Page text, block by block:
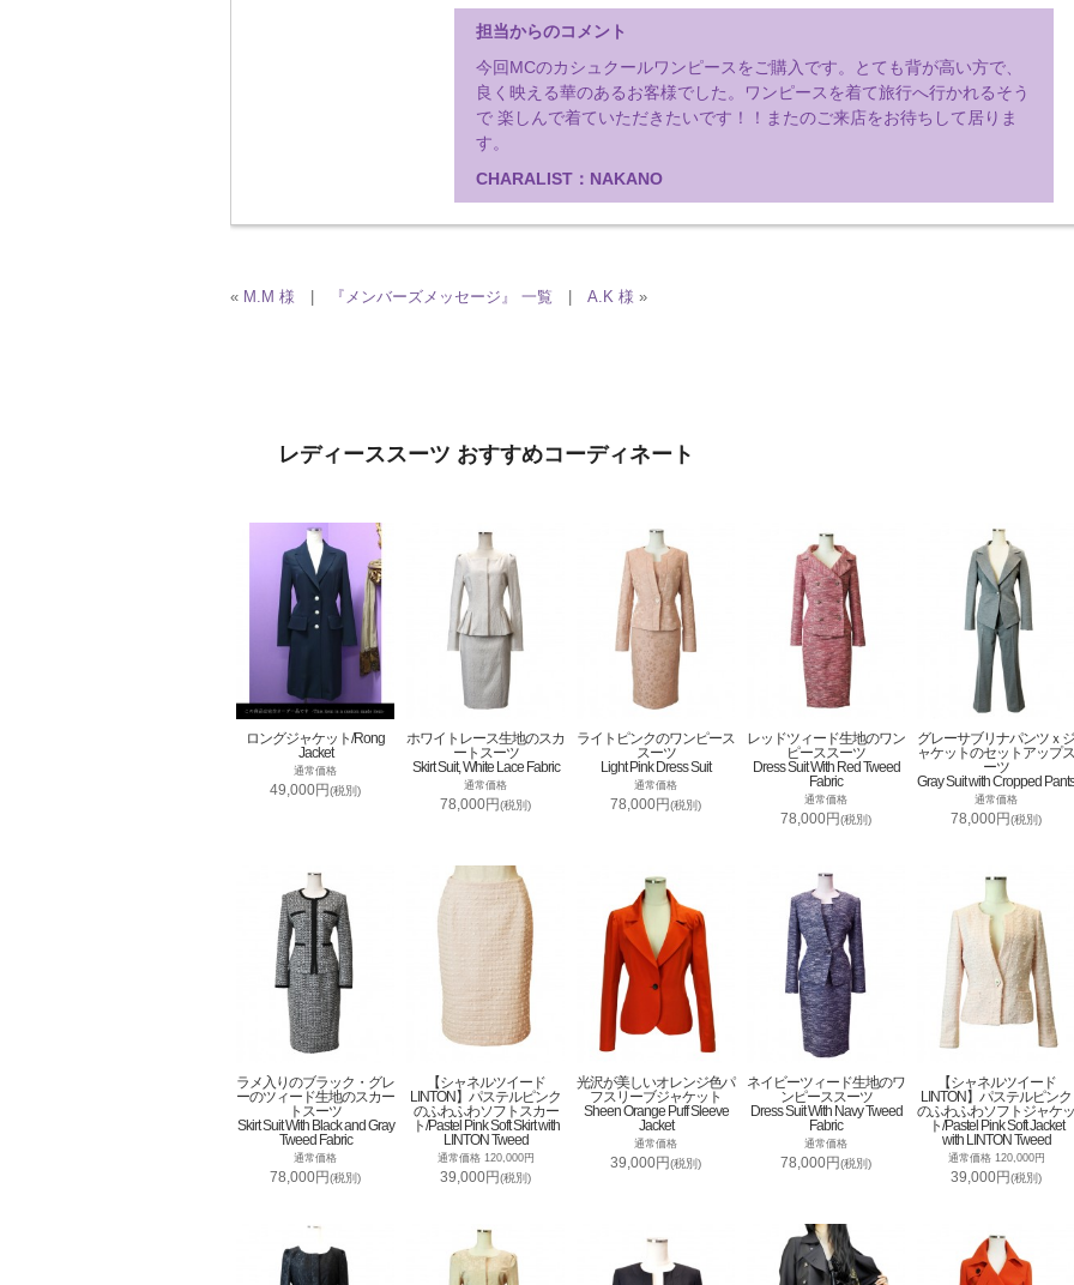
担当からのコメント
今回MCのカシュクールワンピースをご購入です。とても背が高い方で、
良く映える華のあるお客様でした。ワンピースを着て旅行へ行かれるそう
で 楽しんで着ていただきたいです！！またのご来店をお待ちして居りま
す。
CHARALIST：NAKANO
« M.M 様 『メンバーズメッセージ』 一覧 A.K 様 »
レディーススーツ おすすめコーディネート
ロングジャケット/Rong
Jacket
通常価格
49,000円(税別)
ホワイトレース生地のスカ
ートスーツ
Skirt Suit, White Lace Fabric
通常価格
78,000円(税別)
ライトピンクのワンピース
スーツ
Light Pink Dress Suit
通常価格
78,000円(税別)
レッドツィード生地のワン
ピーススーツ
Dress Suit With Red Tweed
Fabric
通常価格
78,000円(税別)
グレーサブリナパンツｘジ
ャケットのセットアップス
ーツ
Gray Suit with Cropped Pants
通常価格
78,000円(税別)
ラメ入りのブラック・グレ
ーのツィード生地のスカー
トスーツ
Skirt Suit With Black and Gray
Tweed Fabric
通常価格
78,000円(税別)
【シャネルツイード
LINTON】パステルピンク
のふわふわソフトスカー
ト/Pastel Pink Soft Skirt with
LINTON Tweed
通常価格 120,000円
39,000円(税別)
光沢が美しいオレンジ色パ
フスリーブジャケット
Sheen Orange Puff Sleeve
Jacket
通常価格
39,000円(税別)
ネイビーツィード生地のワ
ンピーススーツ
Dress Suit With Navy Tweed
Fabric
通常価格
78,000円(税別)
【シャネルツイード
LINTON】パステルピンク
のふわふわソフトジャケッ
ト/Pastel Pink Soft Jacket
with LINTON Tweed
通常価格 120,000円
39,000円(税別)